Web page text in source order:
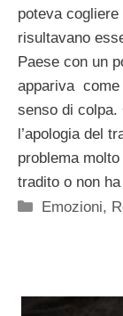
poteva
risultavano
Paese con un
appariva come
senso di colpa.
l’apologia del
problema
tradito o non
Categorie
Emozioni,